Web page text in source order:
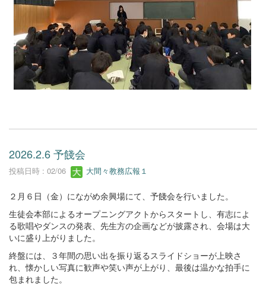
2026.2.6 予餞会
投稿日時 : 02/06 大間々教務広報１
２月６日（金）にながめ余興場にて、予餞会を行いました。
生徒会本部によるオープニングアクトからスタートし、有志によ
る歌唱やダンスの発表、先生方の企画などが披露され、会場は大
いに盛り上がりました。
終盤には、３年間の思い出を振り返るスライドショーが上映さ
れ、懐かしい写真に歓声や笑い声が上がり、最後は温かな拍手に
包まれました。